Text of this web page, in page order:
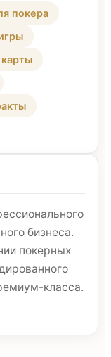
покера
бизнеса.
покерных
класса.